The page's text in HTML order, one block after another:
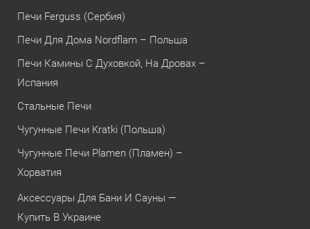
Печи Ferguss (Сербия)
Печи Для Дома Nordflam – Польша
Печи Камины С Духовкой, На Дровах –
Испания
Стальные Печи
Чугунные Печи Kratki (Польша)
Чугунные Печи Plamen (Пламен) –
Хорватия
Аксессуары Для Бани И Сауны —
Купить В Украине